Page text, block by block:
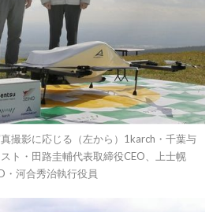
撮影に応じる（左から）1karch・千葉与
ト・田路圭輔代表取締役CEO、上士幌
・河合秀治執行役員